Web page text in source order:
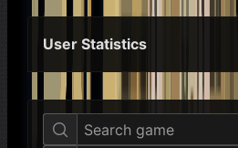
User Statistics
Per Year Last Year